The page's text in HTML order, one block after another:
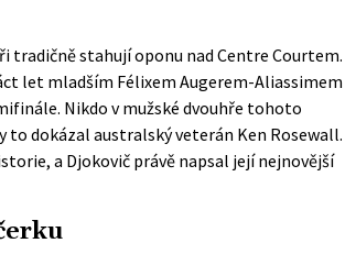
tradičně stahují oponu nad Centre Courtem.
let mladším Félixem Augerem-Aliassimem
Nikdo v mužské dvouhře tohoto
to dokázal australský veterán Ken Rosewall.
a Djokovič právě napsal její nejnovější